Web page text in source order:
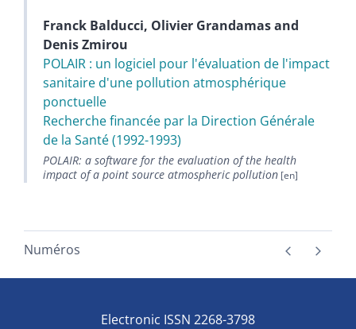
Franck Balducci, Olivier Grandamasand
DenisZmirou
POLAIR : un logiciel pour l'évaluation de l'impact
sanitaire d'une pollution atmosphérique
ponctuelle
Recherche financée par la Direction Générale
de la Santé (1992-1993)
POLAIR: a software for the evaluation of the health
impact of a point source atmospheric pollution
Numéros
Electronic ISSN 2268-3798